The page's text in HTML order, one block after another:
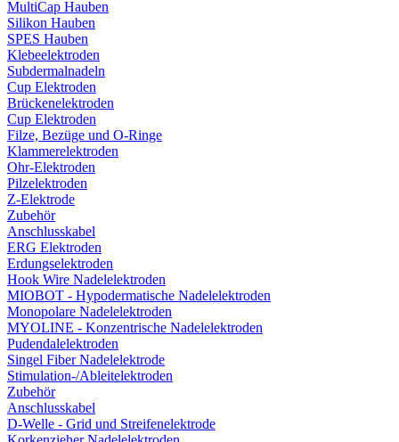
MultiCap Hauben
Silikon Hauben
SPES Hauben
Klebeelektroden
Subdermalnadeln
Cup Elektroden
Brückenelektroden
Cup Elektroden
Filze, Bezüge und O-Ringe
Klammerelektroden
Ohr-Elektroden
Pilzelektroden
Z-Elektrode
Zubehör
Anschlusskabel
ERG Elektroden
Erdungselektroden
Hook Wire Nadelelektroden
MIOBOT - Hypodermatische Nadelelektroden
Monopolare Nadelelektroden
MYOLINE - Konzentrische Nadelelektroden
Pudendalelektroden
Singel Fiber Nadelelektrode
Stimulation-/Ableitelektroden
Zubehör
Anschlusskabel
D-Welle - Grid und Streifenelektrode